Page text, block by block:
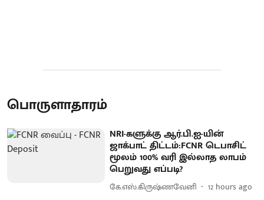
பொருளாதாரம்
NRI-களுக்கு ஆர்.பி.ஐ-யின்
ஜாக்பாட் திட்டம்:FCNR டெபாசிட்
மூலம் 100% வரி இல்லாத லாபம்
பெறுவது எப்படி?
கே.எஸ்.கிருஷ்ணவேனி 12 hours ago